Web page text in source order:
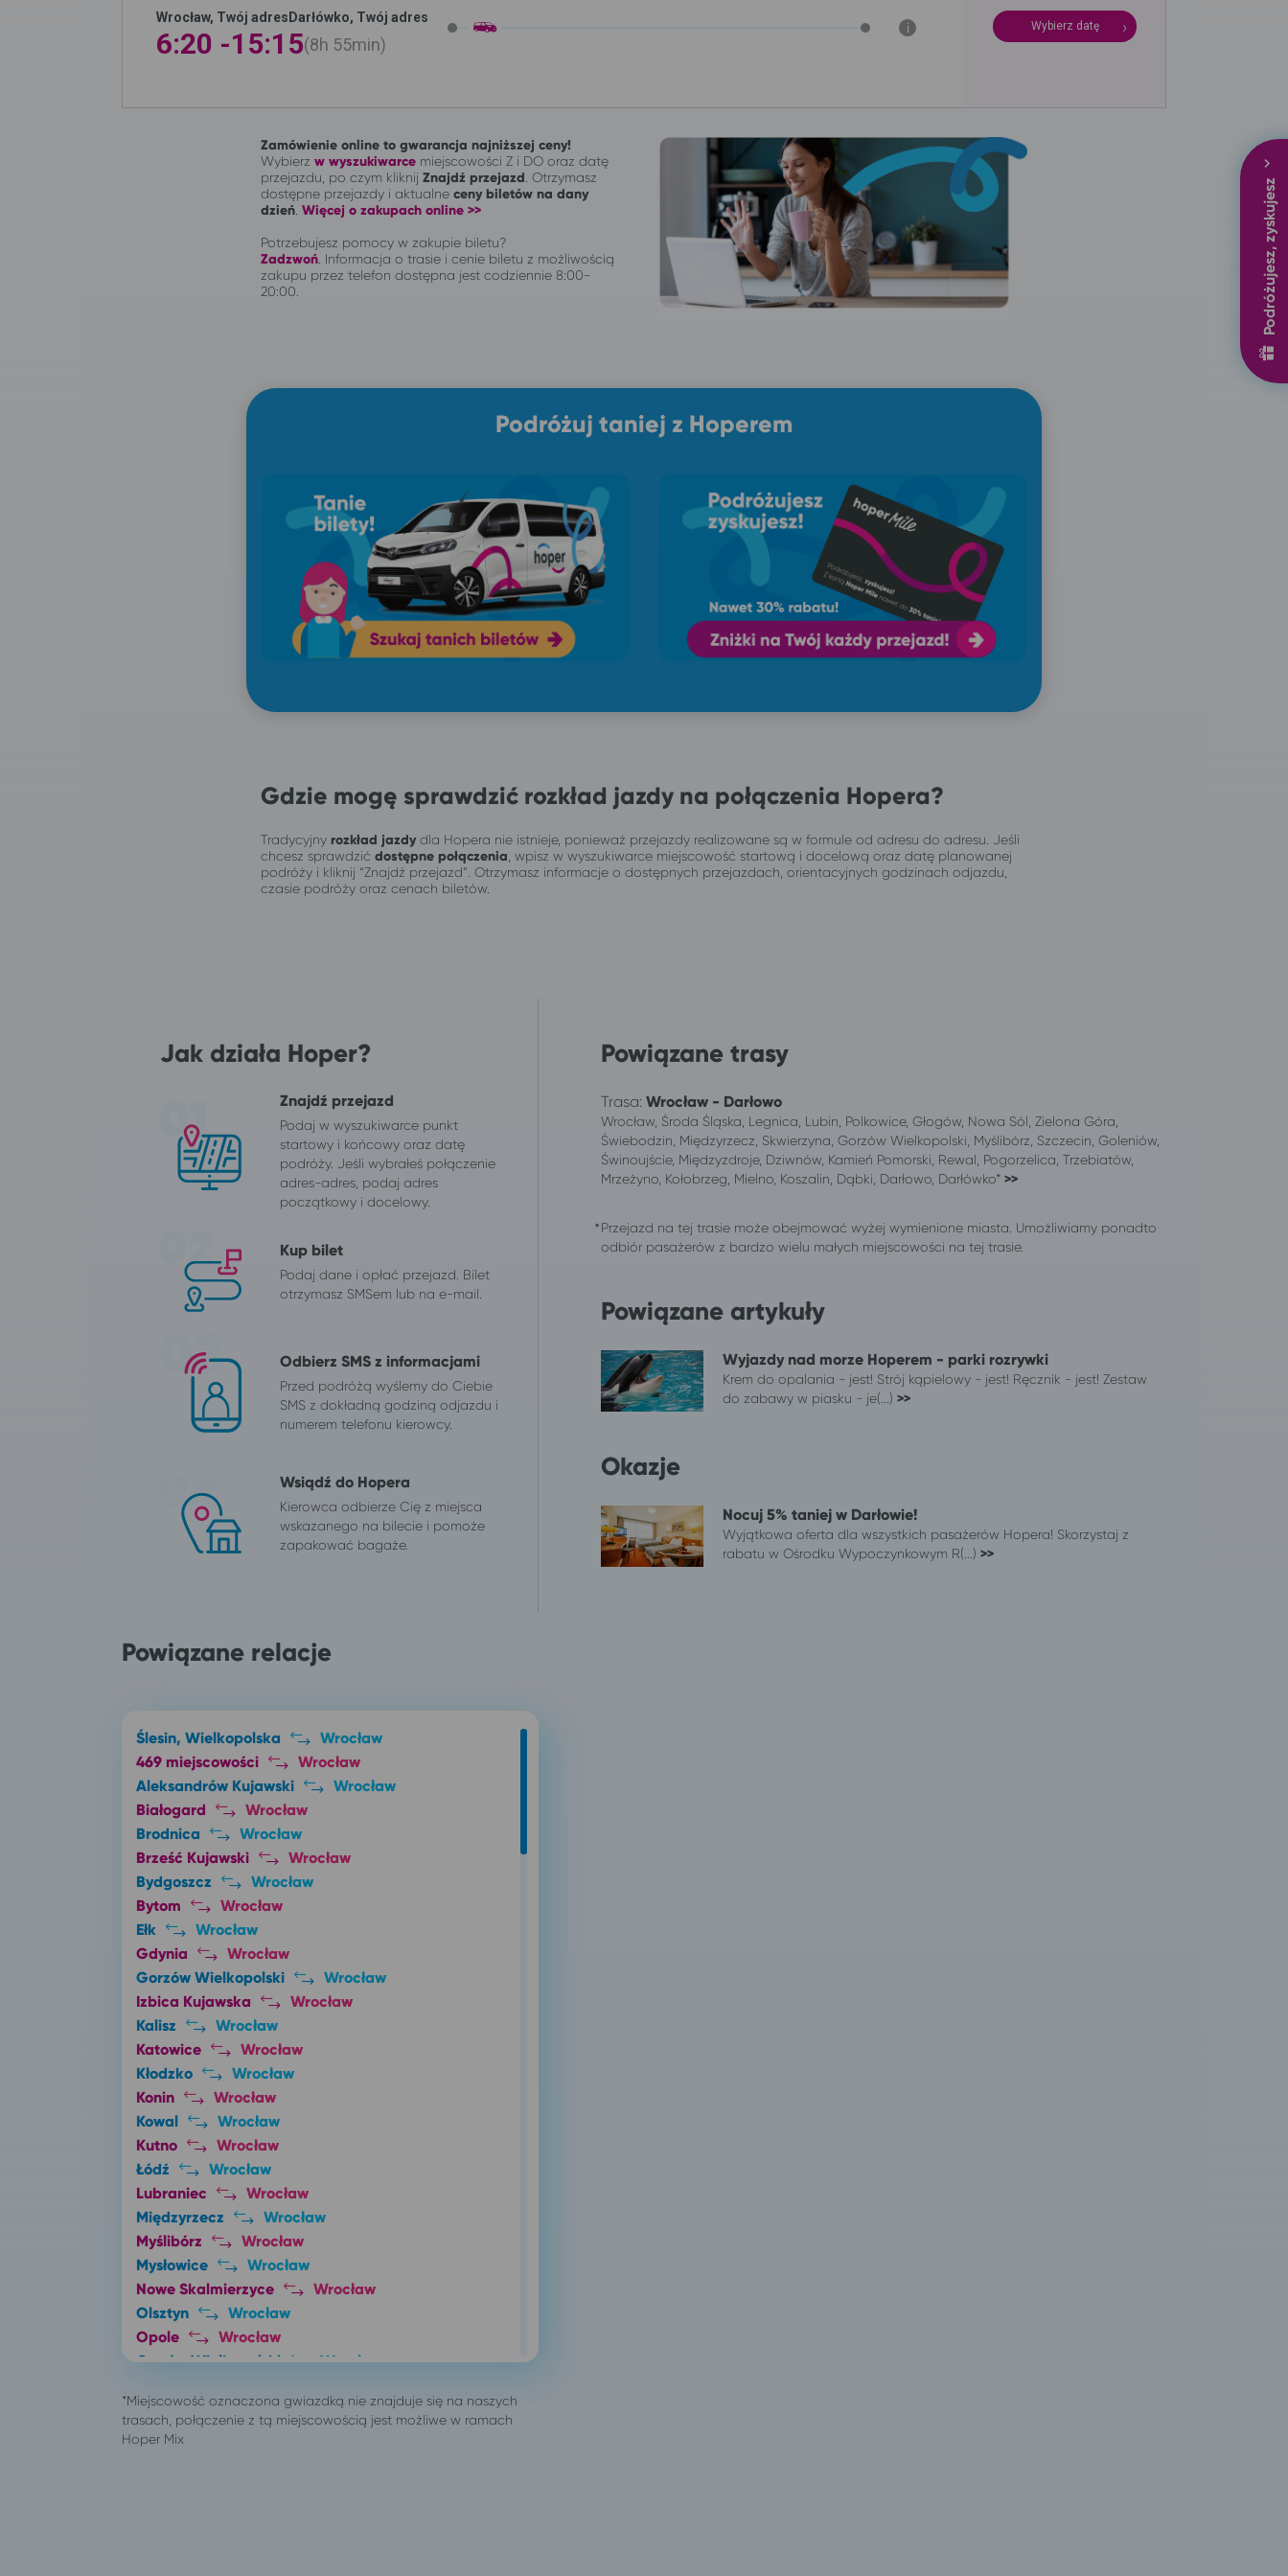
Podróżujesz, zyskujesz
Wrocław, Twój adres Darłówko, Twój adres
6:20 -15:15 8h 55min
i Wybierz datę
Zamówienie online to gwarancja najniższej ceny!
Wybierz w wyszukiwarce miejscowości Z i DO oraz datę
przejazdu, po czym kliknij Znajdź przejazd . Otrzymasz
dostępne przejazdy i aktualne ceny biletów na dany
dzień Więcej o zakupach online >>
Potrzebujesz pomocy w zakupie biletu?
Zadzwoń Informacja o trasie i cenie biletu z możliwością
zakupu przez telefon dostępna jest codziennie 8:00-
20:00.
Podróżuj taniej z Hoperem
Gdzie mogę sprawdzić rozkład jazdy na połączenia Hopera?
Tradycyjny rozkład jazdydla Hopera nie istnieje, ponieważ przejazdy realizowane są w formule od adresu do adresu. Jeśli
chcesz sprawdzić dostępne połączenia , wpisz w wyszukiwarce miejscowość startową i docelową oraz datę planowanej
podróży i kliknij “Znajdź przejazd”. Otrzymasz informacje o dostępnych przejazdach, orientacyjnych godzinach odjazdu,
czasie podróży oraz cenach biletów.
Jak działa Hoper?
Znajdź przejazd
Podaj w wyszukiwarce punkt
startowy i końcowy oraz datę
podróży. Jeśli wybrałeś połączenie
adres-adres, podaj adres
początkowy i docelowy.
Kup bilet
Podaj dane i opłać przejazd. Bilet
otrzymasz SMSem lub na e-mail.
Odbierz SMS z informacjami
Przed podróżą wyślemy do Ciebie
SMS z dokładną godziną odjazdu i
numerem telefonu kierowcy.
Wsiądź do Hopera
Kierowca odbierze Cię z miejsca
wskazanego na bilecie i pomoże
zapakować bagaże.
Powiązane relacje
Ślesin, Wielkopolska
Wrocław
469 miejscowości
Wrocław
Aleksandrów Kujawski
Wrocław
Białogard
Wrocław
Brodnica
Wrocław
Brześć Kujawski
Wrocław
Bydgoszcz
Wrocław
Bytom
Wrocław
Ełk
Wrocław
Gdynia
Wrocław
Gorzów Wielkopolski
Wrocław
Izbica Kujawska
Wrocław
Kalisz
Wrocław
Katowice
Wrocław
Kłodzko
Wrocław
Konin
Wrocław
Kowal
Wrocław
Kutno
Wrocław
Łódź
Wrocław
Lubraniec
Wrocław
Międzyrzecz
Wrocław
Myślibórz
Wrocław
Mysłowice
Wrocław
Nowe Skalmierzyce
Wrocław
Olsztyn
Wrocław
Opole
Wrocław
Ostrów Wielkopolski
Wrocław
Pabianice
Wrocław
Poznań
Wrocław
Powiązane trasy
Trasa: Wrocław - Darłowo
Wrocław, Środa Śląska, Legnica, Lubin, Polkowice, Głogów, Nowa Sól, Zielona Góra,
Świebodzin, Międzyrzecz, Skwierzyna, Gorzów Wielkopolski, Myślibórz, Szczecin, Goleniów,
Świnoujście, Międzyzdroje, Dziwnów, Kamień Pomorski, Rewal, Pogorzelica, Trzebiatów,
Mrzeżyno, Kołobrzeg, Mielno, Koszalin, Dąbki, Darłowo, Darłówko* >>
Przejazd na tej trasie może obejmować wyżej wymienione miasta. Umożliwiamy ponadto
odbiór pasażerów z bardzo wielu małych miejscowości na tej trasie.
Powiązane artykuły
Wyjazdy nad morze Hoperem - parki rozrywki
Krem do opalania - jest! Strój kąpielowy - jest! Ręcznik - jest! Zestaw
do zabawy w piasku - je(...) >>
Okazje
Nocuj 5% taniej w Darłowie!
Wyjątkowa oferta dla wszystkich pasażerów Hopera! Skorzystaj z
rabatu w Ośrodku Wypoczynkowym R(...) >>